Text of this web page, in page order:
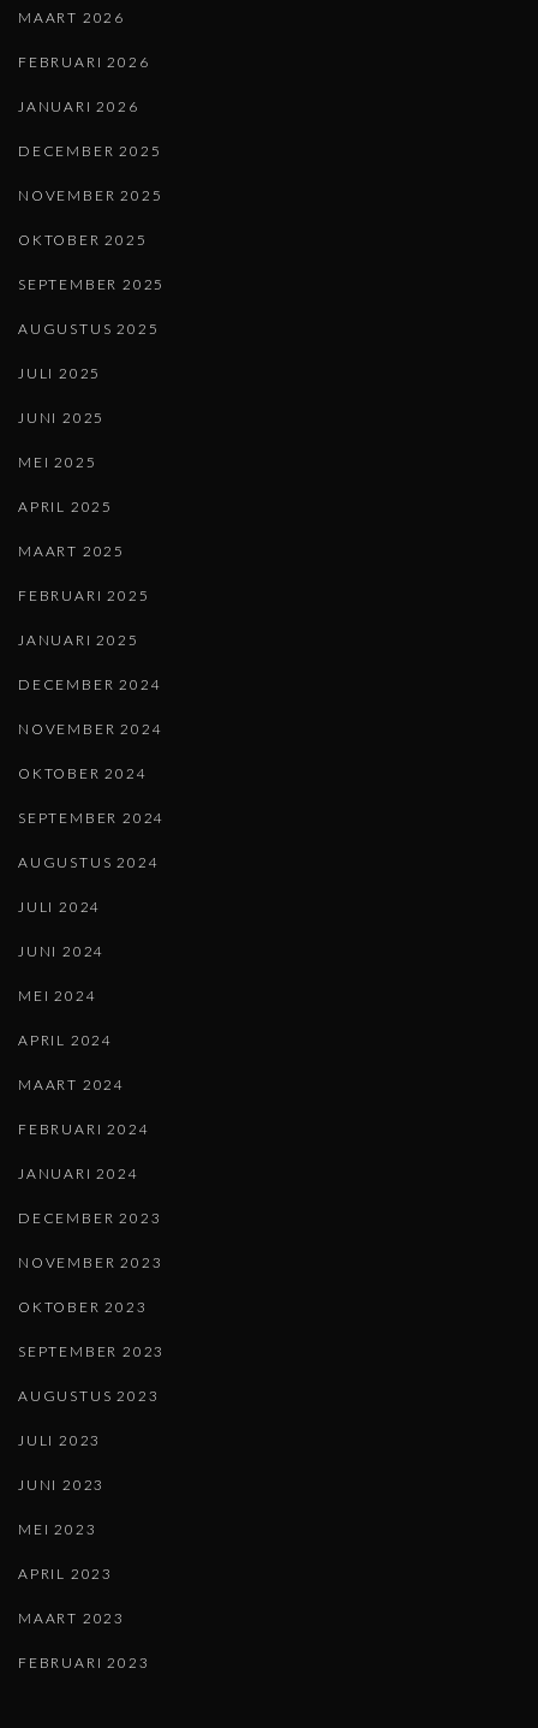
MAART 2026
FEBRUARI 2026
JANUARI 2026
DECEMBER 2025
NOVEMBER 2025
OKTOBER 2025
SEPTEMBER 2025
AUGUSTUS 2025
JULI 2025
JUNI 2025
MEI 2025
APRIL 2025
MAART 2025
FEBRUARI 2025
JANUARI 2025
DECEMBER 2024
NOVEMBER 2024
OKTOBER 2024
SEPTEMBER 2024
AUGUSTUS 2024
JULI 2024
JUNI 2024
MEI 2024
APRIL 2024
MAART 2024
FEBRUARI 2024
JANUARI 2024
DECEMBER 2023
NOVEMBER 2023
OKTOBER 2023
SEPTEMBER 2023
AUGUSTUS 2023
JULI 2023
JUNI 2023
MEI 2023
APRIL 2023
MAART 2023
FEBRUARI 2023